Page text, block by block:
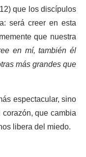
que los discípulos
será creer en esta
que nuestra
en mí, también él
más grandes que
espectacular, sino
que cambia
libera del miedo.